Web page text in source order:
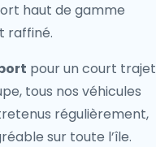
haut de gamme
raffiné.
pour un court trajet
tous nos véhicules
régulièrement,
sur toute l’île.